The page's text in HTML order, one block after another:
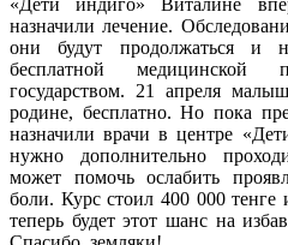
назначили лечение.
они будут продолжаться и
бесплатной медицинской
государством. 21 апреля
родине, бесплатно. Но пока
назначили врачи в центре
нужно дополнительно
может помочь ослабить
боли. Курс стоил 400 000
теперь будет этот шанс на